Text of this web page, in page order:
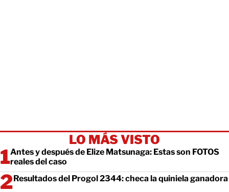
LO MÁS VISTO
Antes y después de Elize Matsunaga: Estas son FOTOS
reales del caso
Resultados del Progol 2344: checa la quiniela ganadora